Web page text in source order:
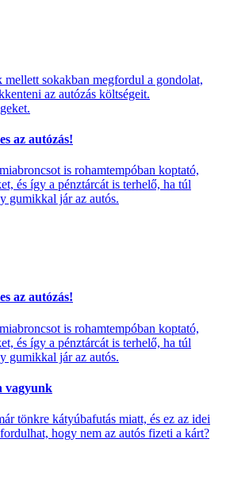
mellett sokakban megfordul a gondolat,
az autózás költségeit.
az autózás!
is rohamtempóban koptató,
és így a pénztárcát is terhelő, ha túl
gumikkal jár az autós.
az autózás!
is rohamtempóban koptató,
és így a pénztárcát is terhelő, ha túl
gumikkal jár az autós.
vagyunk
tönkre kátyúbafutás miatt, és ez az idei
hogy nem az autós fizeti a kárt?